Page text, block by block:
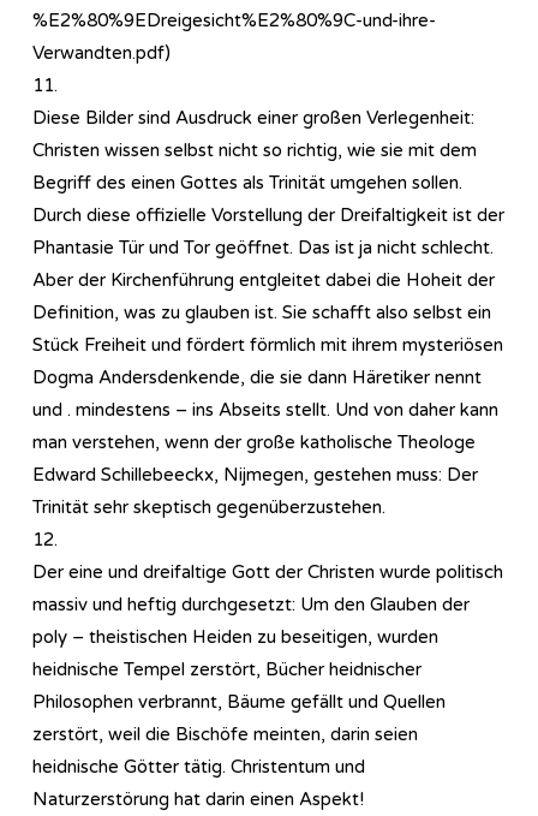
%E2%80%9EDreigesicht%E2%80%9C-und-ihre-
Verwandten.pdf)
11.
Diese Bilder sind Ausdruck einer großen Verlegenheit:
Christen wissen selbst nicht so richtig, wie sie mit dem
Begriff des einen Gottes als Trinität umgehen sollen.
Durch diese offizielle Vorstellung der Dreifaltigkeit ist der
Phantasie Tür und Tor geöffnet. Das ist ja nicht schlecht.
Aber der Kirchenführung entgleitet dabei die Hoheit der
Definition, was zu glauben ist. Sie schafft also selbst ein
Stück Freiheit und fördert förmlich mit ihrem mysteriösen
Dogma Andersdenkende, die sie dann Häretiker nennt
und . mindestens – ins Abseits stellt. Und von daher kann
man verstehen, wenn der große katholische Theologe
Edward Schillebeeckx, Nijmegen, gestehen muss: Der
Trinität sehr skeptisch gegenüberzustehen.
12.
Der eine und dreifaltige Gott der Christen wurde politisch
massiv und heftig durchgesetzt: Um den Glauben der
poly – theistischen Heiden zu beseitigen, wurden
heidnische Tempel zerstört, Bücher heidnischer
Philosophen verbrannt, Bäume gefällt und Quellen
zerstört, weil die Bischöfe meinten, darin seien
heidnische Götter tätig. Christentum und
Naturzerstörung hat darin einen Aspekt!